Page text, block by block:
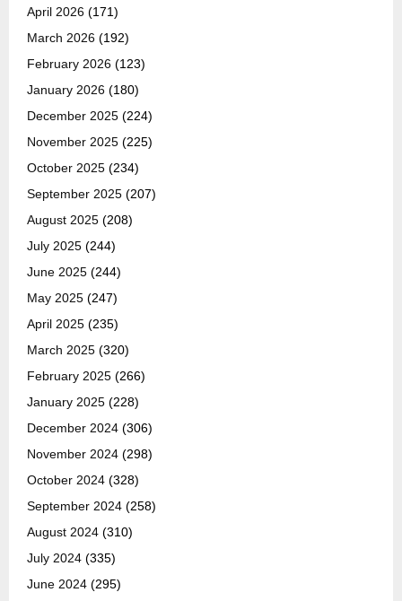
April 2026 (171)
March 2026 (192)
February 2026 (123)
January 2026 (180)
December 2025 (224)
November 2025 (225)
October 2025 (234)
September 2025 (207)
August 2025 (208)
July 2025 (244)
June 2025 (244)
May 2025 (247)
April 2025 (235)
March 2025 (320)
February 2025 (266)
January 2025 (228)
December 2024 (306)
November 2024 (298)
October 2024 (328)
September 2024 (258)
August 2024 (310)
July 2024 (335)
June 2024 (295)